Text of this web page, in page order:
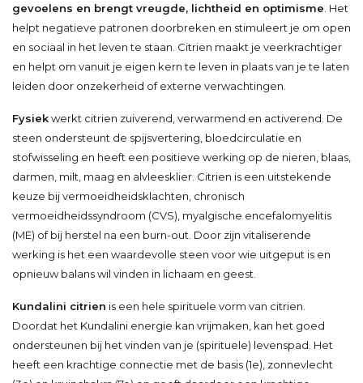
gevoelens en brengt vreugde, lichtheid en optimisme . Het
helpt negatieve patronen doorbreken en stimuleert je om open
en sociaal in het leven te staan. Citrien maakt je veerkrachtiger
en helpt om vanuit je eigen kern te leven in plaats van je te laten
leiden door onzekerheid of externe verwachtingen.
Fysiekwerkt citrien zuiverend, verwarmend en activerend. De
steen ondersteunt de spijsvertering, bloedcirculatie en
stofwisseling en heeft een positieve werking op de nieren, blaas,
darmen, milt, maag en alvleesklier. Citrien is een uitstekende
keuze bij vermoeidheidsklachten, chronisch
vermoeidheidssyndroom (CVS), myalgische encefalomyelitis
(ME) of bij herstel na een burn-out. Door zijn vitaliserende
werking is het een waardevolle steen voor wie uitgeput is en
opnieuw balans wil vinden in lichaam en geest.
Kundalini citrien is een hele spirituele vorm van citrien.
Doordat het Kundalini energie kan vrijmaken, kan het goed
ondersteunen bij het vinden van je (spirituele) levenspad. Het
heeft een krachtige connectie met de basis (1e), zonnevlecht